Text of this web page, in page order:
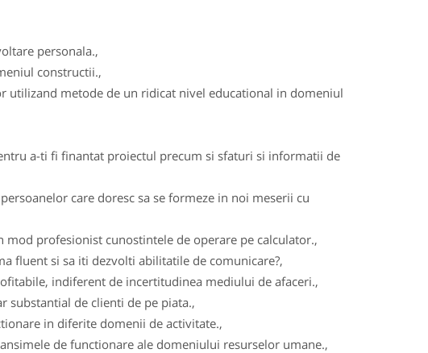
personala.,
constructii.,
metode de un ridicat nivel educational in domeniul
a-ti fi finantat proiectul precum si sfaturi si informatii de
care doresc sa se formeze in noi meserii cu
mod profesionist cunostintele de operare pe calculator.,
fluent si sa iti dezvolti abilitatile de comunicare?,
indiferent de incertitudinea mediului de afaceri.,
substantial de clienti de pe piata.,
in diferite domenii de activitate.,
de functionare ale domeniului resurselor umane.,